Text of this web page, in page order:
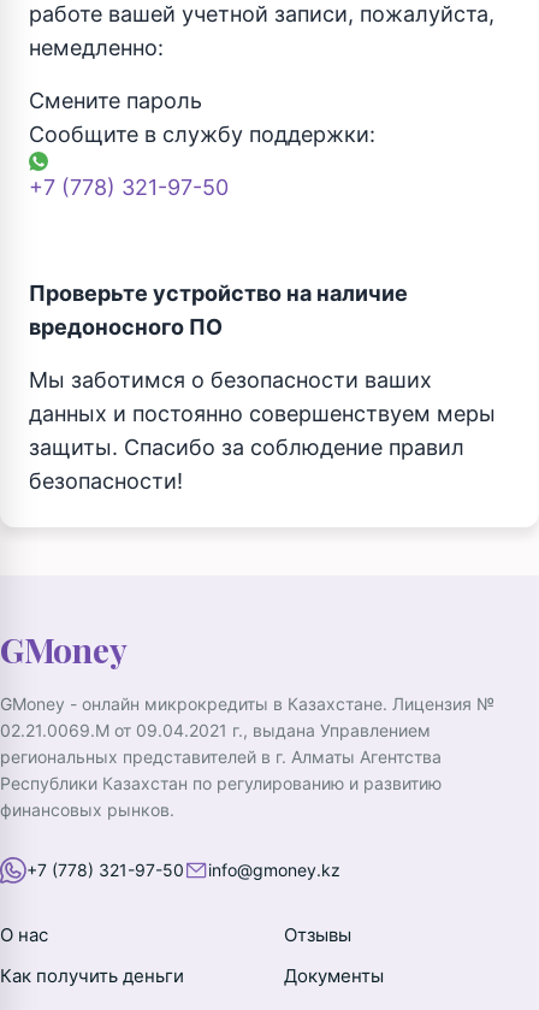
работе вашей учетной записи, пожалуйста,
немедленно:
Смените пароль
Сообщите в службу поддержки:
+7 (778) 321-97-50
Проверьте устройство на наличие
вредоносного ПО
Мы заботимся о безопасности ваших
данных и постоянно совершенствуем меры
защиты. Спасибо за соблюдение правил
безопасности!
GMoney
GMoney - онлайн микрокредиты в Казахстане. Лицензия №
02.21.0069.M от 09.04.2021 г., выдана Управлением
региональных представителей в г. Алматы Агентства
Республики Казахстан по регулированию и развитию
финансовых рынков.
+7 (778) 321-97-50 info@gmoney.kz
О нас
Как получить деньги
Отзывы
Документы